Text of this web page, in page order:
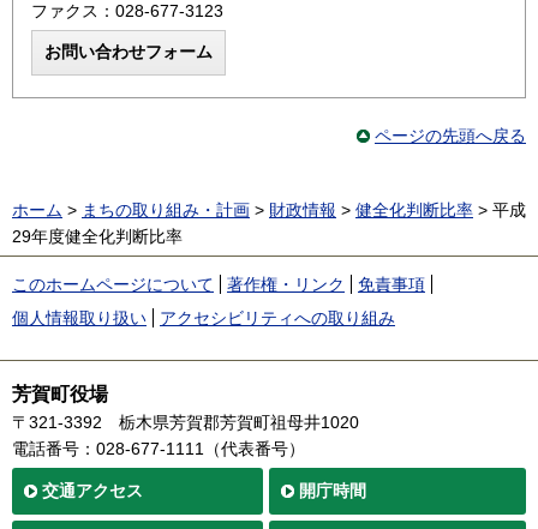
ファクス：028-677-3123
ページの先頭へ戻る
ホーム > まちの取り組み・計画 > 財政情報 > 健全化判断比率 > 平成
29年度健全化判断比率
このホームページについて 著作権・リンク
免責事項
個人情報取り扱い
アクセシビリティへの取り組み
芳賀町役場
〒321-3392
栃木県芳賀郡芳賀町祖母井1020
電話番号：028-677-1111（代表番号）
交通アクセス 開庁時間